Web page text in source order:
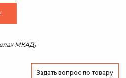
МКАД)
Задать вопрос по товару